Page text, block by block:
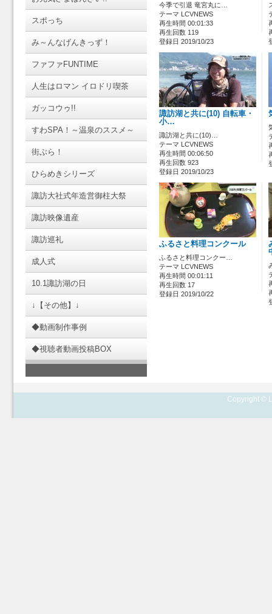
スポっち
み～んなげんきっず！
ファファFUNTIME
人生はロマン イロドリ喫茶
ガッコウゥ!!
すわSPA！～温泉のススメ～
街ぶら！
ひらめきシリーズ
諏訪大社式年造営御柱大祭
諏訪映像遺産
諏訪巡礼
成人式
10.1諏訪湖の日
↓【その他】↓
◆動画制作事例
◆視聴者動画投稿BOX
今季で引退 竜宮丸に…
テーマ LCVNEWS
再生時間 00:01:33
再生回数 119
登録日 2019/10/23
諏訪湖と共に(10) 自転車・
小…
諏訪湖と共に(10)…
テーマ LCVNEWS
再生時間 00:06:50
再生回数 923
登録日 2019/10/23
ふるさと料理コンクール
ふるさと料理コンクー…
テーマ LCVNEWS
再生時間 00:01:11
再生回数 17
登録日 2019/10/22
Copyright ©